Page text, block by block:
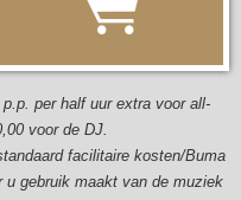
per half uur extra voor all-
voor de DJ.
facilitaire kosten/Buma
u gebruik maakt van de muziek